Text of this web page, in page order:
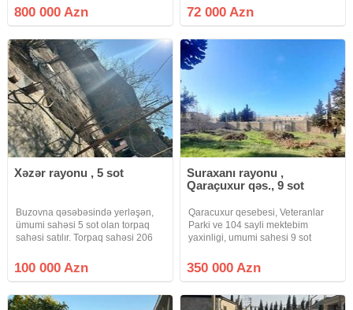
torpaq sahəsi satılır. Torpağın hər
10 sota çıxarışı var. 40 sot və 60
800 000 Azn
vəziyyətdə Sənəd: Kupça (çıxarış)
Təyinat: Tikinti üçün yararlıdır
72 000 Azn
Xəzər rayonu , 5 sot
Buzovna qəsəbəsində yerləşən,
ümumi sahəsi 5 sot olan torpaq
sahəsi satılır. Torpaq sahəsi 206
bağçasının yaxınlığında yerləşir.
Ərazi dənizə cəmi 5 dəqiqəlik
100 000 Azn
Suraxanı rayonu ,
Qaraçuxur qəs., 9 sot
Qaracuxur qesebesi, Veteranlar
Parki ve 104 sayli mektebim
yaxinligi, umumi sahesi 9 sot
Dash hasari, komunikasiyya
xetleri movcuddur, erazide agaclar
350 000 Azn